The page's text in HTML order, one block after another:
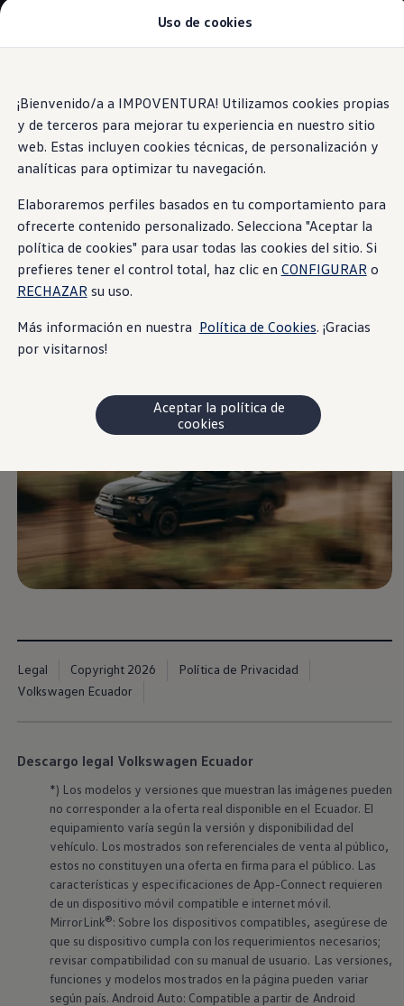
contenido
principal
a pie
de
Modelos y Concesionarios
Contáctenos
Marca y Experiencia
Volkswagen Ecuador
Noticias de Volkswagen Ecuador | Newsroom
Máxima seguridad Latin NCAP en Ecuador |
Manuales de Usuario
Servicios
Piezas originales
Asistencia Vial
Campaña de Recall Airbags Takata
Cliente Fantasma
Mantenimientos Volkswagen
Volkswagen 4Business
NuevaSaveiro
Se mueve contigo
Information
Un super motor
Con un motor, 1.6L MSI de 110cv y 155nm de torque,
conectados a una caja cambios manual de 5 velocidades.
Legal Copyright 2026
Política de Privacidad
Volkswagen Ecuador
Descargo legal Volkswagen Ecuador
*) Los modelos y versiones que muestran las imágenes pueden
no corresponder a la oferta real disponible en el Ecuador. El
equipamiento varía según la versión y disponibilidad del
vehículo. Los mostrados son referenciales de venta al público,
estos no constituyen una oferta en firma para el público. Las
características y especificaciones de App-Connect requieren
de un dispositivo móvil compatible e internet móvil.
MirrorLink®: Sobre los dispositivos compatibles, asegúrese de
que su dispositivo cumpla con los requerimientos necesarios;
revisar compatibilidad con su manual de usuario. Las versiones,
funciones y modelos mostrados en la página pueden variar
según país. Android Auto: Compatible a partir de Android
Uso de cookies
¡Bienvenido/a a IMPOVENTURA! Utilizamos cookies propias
y de terceros para mejorar tu experiencia en nuestro sitio
web. Estas incluyen cookies técnicas, de personalización y
analíticas para optimizar tu navegación.
Elaboraremos perfiles basados en tu comportamiento para
ofrecerte contenido personalizado. Selecciona "Aceptar la
política de cookies" para usar todas las cookies del sitio. Si
prefieres tener el control total, haz clic en CONFIGURARo
RECHAZARsu uso.
Más información en nuestra Política de Cookies. ¡Gracias
por visitarnos!
Aceptar la política de
cookies